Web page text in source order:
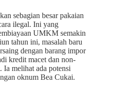
sebagian besar pakaian
ilegal. Ini yang
UMKM semakin
tahun ini, masalah baru
dengan barang impor
kredit macet dan non-
melihat ada potensi
oknum Bea Cukai.